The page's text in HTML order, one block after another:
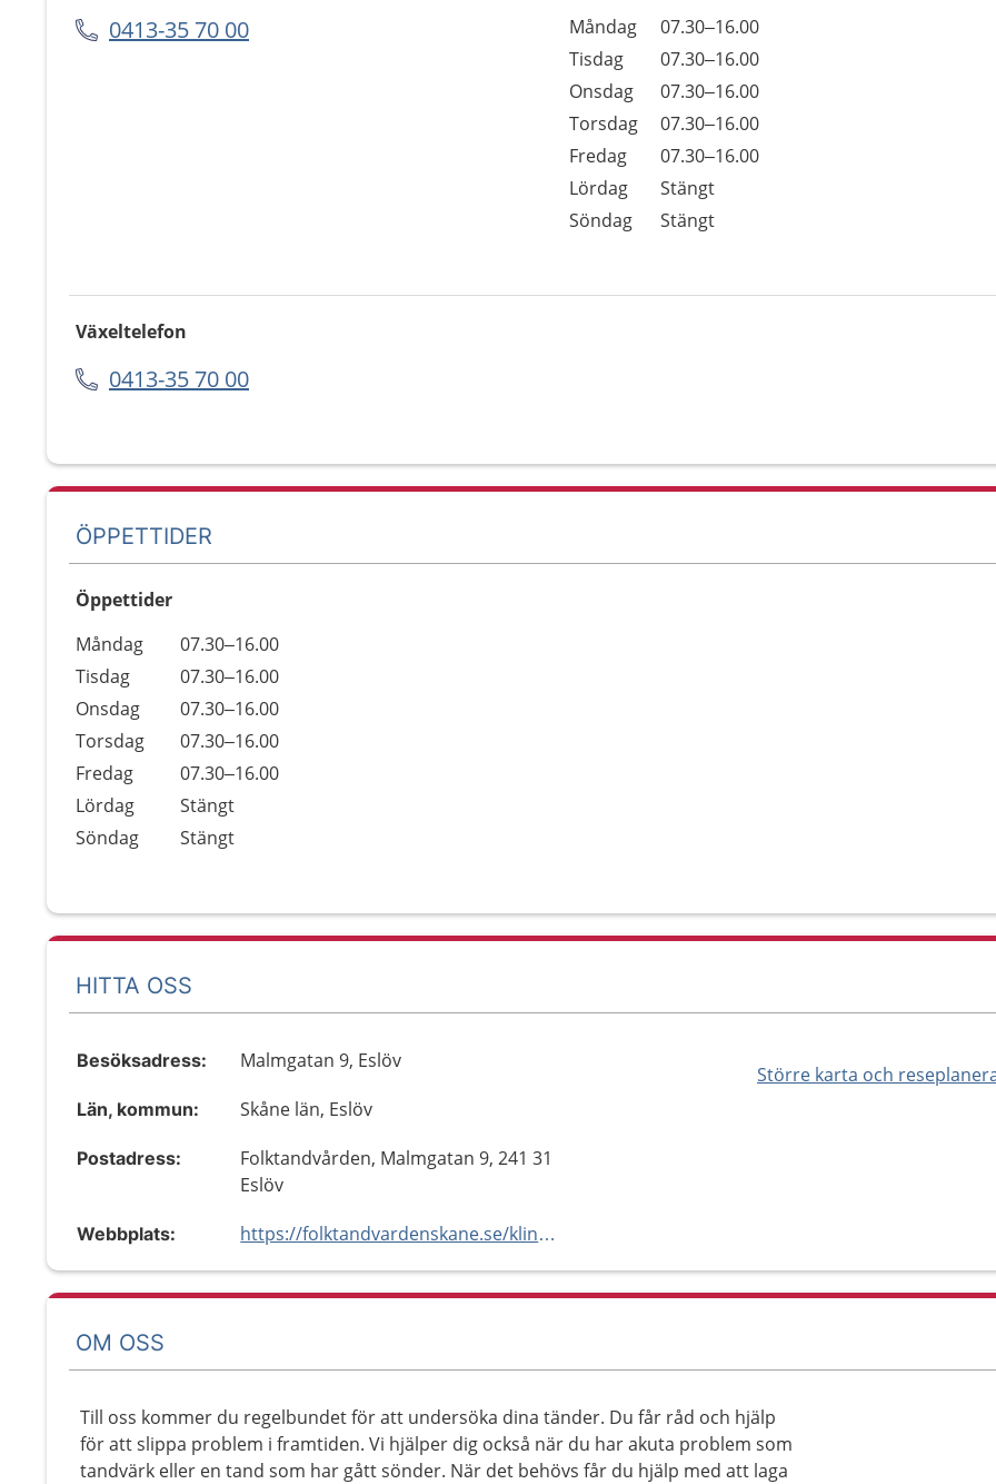
0413-35 70 00 Dag
Öppettider
Kommentarer
Måndag
07.30–16.00
Tisdag
07.30–16.00
Onsdag
07.30–16.00
Torsdag
07.30–16.00
Fredag
07.30–16.00
Lördag
Stängt
Söndag
Stängt
Växeltelefon
0413-35 70 00
ÖPPETTIDER
Öppettider
Dag
Öppettider
Kommentarer
Måndag
07.30–16.00
Tisdag
07.30–16.00
Onsdag
07.30–16.00
Torsdag
07.30–16.00
Fredag
07.30–16.00
Lördag
Stängt
Söndag
Stängt
HITTA OSS
Större karta och
Besöksadress: Malmgatan 9, Eslöv
Län, kommun: Skåne län, Eslöv
Postadress:
Folktandvården, Malmgatan 9, 241 31
Eslöv
Webbplats: https://folktandvardenskane.se/kliniker/eslov/
OM OSS
Till oss kommer du regelbundet för att undersöka dina tänder. Du får råd och hjälp
för att slippa problem i framtiden. Vi hjälper dig också när du har akuta problem som
tandvärk eller en tand som har gått sönder. När det behövs får du hjälp med att laga